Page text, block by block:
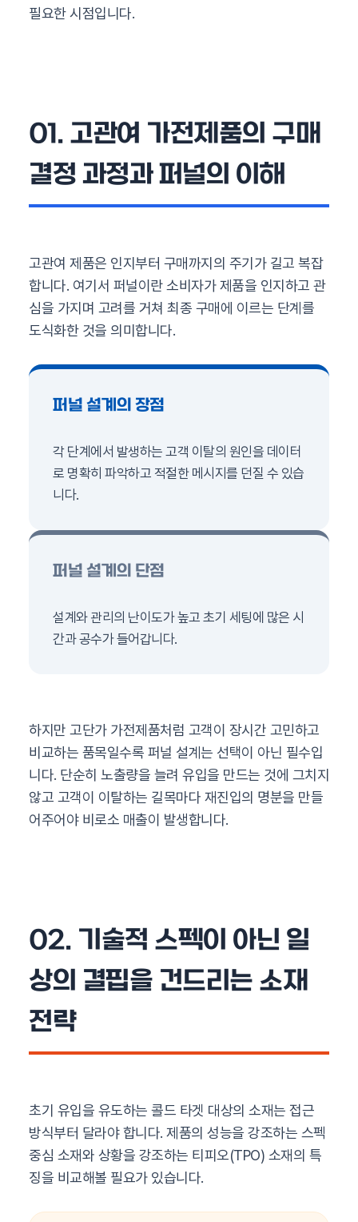
필요한 시점입니다.
01. 고관여 가전제품의 구매
결정 과정과 퍼널의 이해
고관여 제품은 인지부터 구매까지의 주기가 길고 복잡
합니다. 여기서 퍼널이란 소비자가 제품을 인지하고 관
심을 가지며 고려를 거쳐 최종 구매에 이르는 단계를
도식화한 것을 의미합니다.
퍼널 설계의 장점
각 단계에서 발생하는 고객 이탈의 원인을 데이터
로 명확히 파악하고 적절한 메시지를 던질 수 있습
니다.
퍼널 설계의 단점
설계와 관리의 난이도가 높고 초기 세팅에 많은 시
간과 공수가 들어갑니다.
하지만 고단가 가전제품처럼 고객이 장시간 고민하고
비교하는 품목일수록 퍼널 설계는 선택이 아닌 필수입
니다. 단순히 노출량을 늘려 유입을 만드는 것에 그치지
않고 고객이 이탈하는 길목마다 재진입의 명분을 만들
어주어야 비로소 매출이 발생합니다.
02. 기술적 스펙이 아닌 일
상의 결핍을 건드리는 소재
전략
초기 유입을 유도하는 콜드 타겟 대상의 소재는 접근
방식부터 달라야 합니다. 제품의 성능을 강조하는 스펙
중심 소재와 상황을 강조하는 티피오(TPO) 소재의 특
징을 비교해볼 필요가 있습니다.